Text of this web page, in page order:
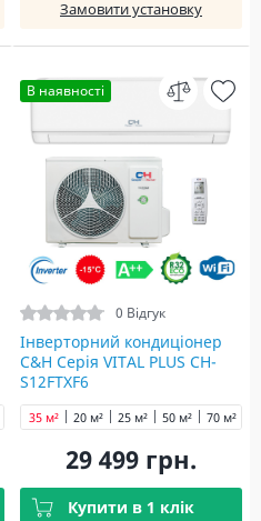
Замовити установку
В наявності
0 Відгук
Інверторний кондиціонер
C&H Серія VITAL PLUS CH-
S12FTXF6
20 м² 25 м²
35 м² 50 м² 70 м²
29 499 грн.
Купити в 1 клік